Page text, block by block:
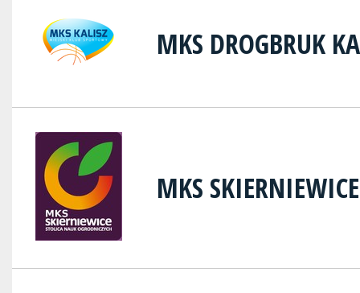
MKS DROGBRUK
MKS SKIERNIEWICE